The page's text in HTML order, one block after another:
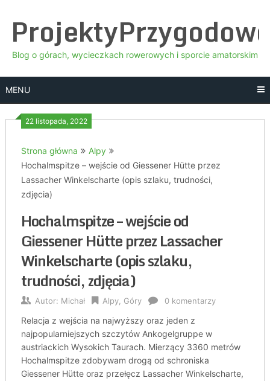
content
Blog o górach, wycieczkach rowerowych i sporcie amatorskim
MENU
22 listopada, 2022
Strona główna
Alpy
Hochalmspitze – wejście od Giessener Hütte przez
Lassacher Winkelscharte (opis szlaku, trudności,
zdjęcia)
Hochalmspitze – wejście od
Giessener Hütte przez Lassacher
Winkelscharte (opis szlaku,
trudności, zdjęcia)
Autor: Michał Alpy, Góry 0 komentarzy
Relacja z wejścia na najwyższy oraz jeden z
najpopularniejszych szczytów Ankogelgruppe w
austriackich Wysokich Taurach. Mierzący 3360 metrów
Hochalmspitze zdobywam drogą od schroniska
Giessener Hütte oraz przełęcz Lassacher Winkelscharte,